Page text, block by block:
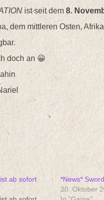
ist seit dem 8.
dem mittleren Osten,
doch an 😀
ab sofort
*News*
20. Oktober